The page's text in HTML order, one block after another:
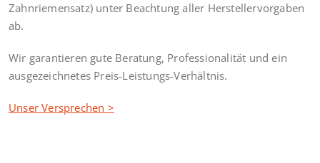
Zahnriemensatz) unter Beachtung aller Herstellervorgaben
ab.
Wir garantieren gute Beratung, Professionalität und ein
ausgezeichnetes Preis-Leistungs-Verhältnis.
Unser Versprechen >